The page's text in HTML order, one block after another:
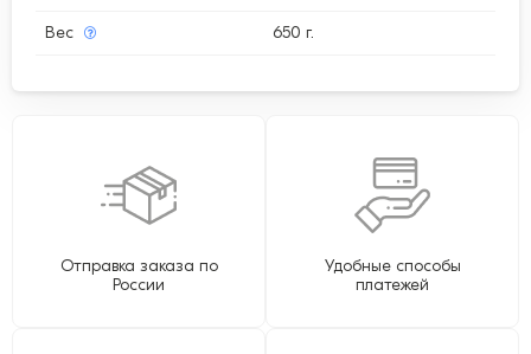
Вес 650 г.
Отправка заказа по
России
Удобные способы
платежей